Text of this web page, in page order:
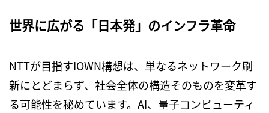
世界に広がる「日本発」のインフラ革命
NTTが目指すIOWN構想は、単なるネットワーク刷
新にとどまらず、社会全体の構造そのものを変革す
る可能性を秘めています。 AI、量子コンピューティ